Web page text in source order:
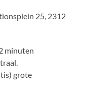
25, 2312
minuten
grote